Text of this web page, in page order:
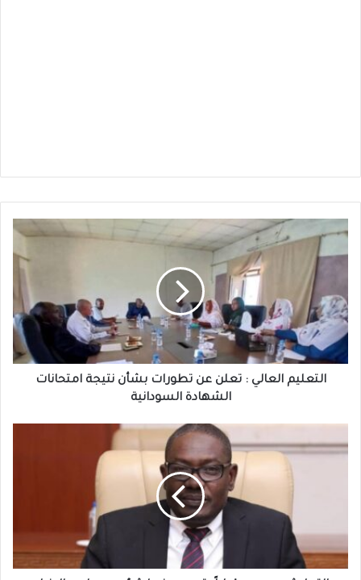
عن
تطورات
بشأن
نتيجة
امتحانات
الشهادةالتعليم العالي : تعلن عن تطورات بشأن نتيجة امتحانات
الشهادة السودانية
:
لشؤون
مجلس
الوزراء